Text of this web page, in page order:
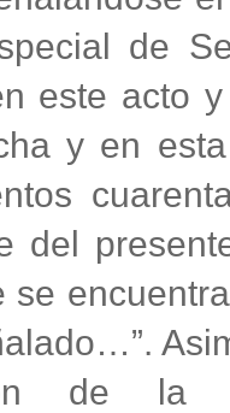
de
este acto
y en
del
se
de la